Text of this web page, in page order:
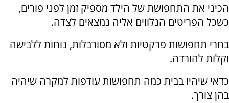
הכיני את התחפושת של הילד מספיק זמן לפני פורים,
כשכל הפריטים הנלווים אליה נמצאים לצדה.
בחרי תחפושות פרקטיות ולא מסורבלות, נוחות ללבישה
וקלות להורדה.
כדאי שיהיו בבית כמה תחפושות עודפות למקרה שיהיה
בהן צורך.